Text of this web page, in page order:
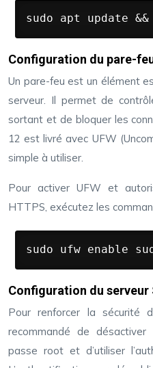
sudo apt update
Configuration du pare-
Un pare-feu est un élément
serveur. Il permet de
sortant et de bloquer les
12 est livré avec UFW
simple à utiliser.
Pour activer UFW et
HTTPS, exécutez les
sudo ufw enable
Configuration du serveur
Pour renforcer la sécurité
recommandé de
passe root et d’utiliser